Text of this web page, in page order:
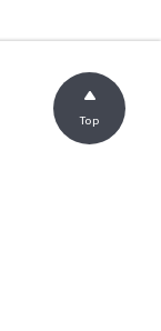
Top